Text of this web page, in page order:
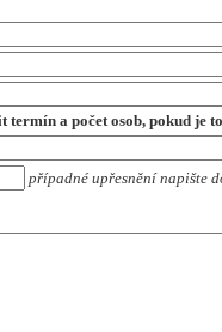
termín a počet osob, pokud je
případné upřesnění napište